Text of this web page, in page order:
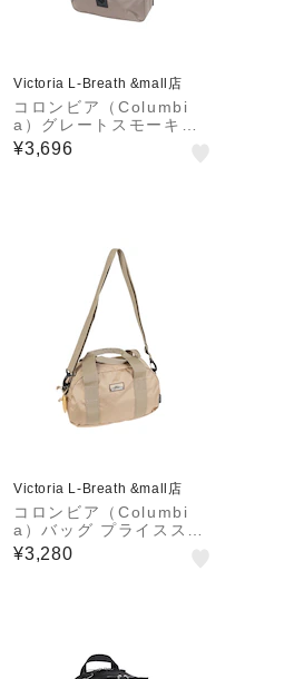
Victoria L-Breath &mall店
コロンビア（Columbi
a）グレートスモーキー
ガーデン ショルダーバッ
グ PU8731 252
¥3,696
Victoria L-Breath &mall店
コロンビア（Columbi
a）バッグ プライススト
リーム ミニダッフル PU
8699 265
¥3,280